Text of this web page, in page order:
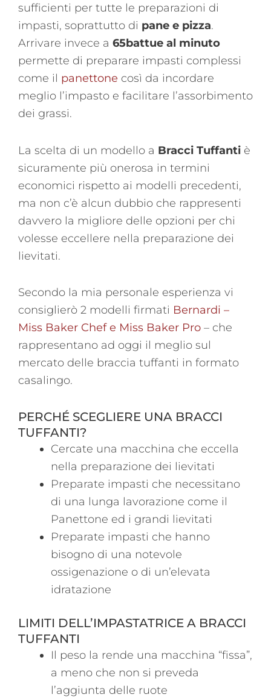
sufficienti per tutte le preparazioni di
impasti, soprattutto di pane e pizza.
Arrivare invece a 65battue al minuto
permette di preparare impasti complessi
come il panettone così da incordare
meglio l’impasto e facilitare l’assorbimento
dei grassi.
La scelta di un modello a Bracci Tuffanti è
sicuramente più onerosa in termini
economici rispetto ai modelli precedenti,
ma non c’è alcun dubbio che rappresenti
davvero la migliore delle opzioni per chi
volesse eccellere nella preparazione dei
lievitati.
Secondo la mia personale esperienza vi
consiglierò 2 modelli firmati Bernardi –
Miss Baker Chef e Miss Baker Pro – che
rappresentano ad oggi il meglio sul
mercato delle braccia tuffanti in formato
casalingo.
PERCHÉ SCEGLIERE UNA BRACCI
TUFFANTI?
Cercate una macchina che eccella
nella preparazione dei lievitati
Preparate impasti che necessitano
di una lunga lavorazione come il
Panettone ed i grandi lievitati
Preparate impasti che hanno
bisogno di una notevole
ossigenazione o di un’elevata
idratazione
LIMITI DELL’IMPASTATRICE A BRACCI
TUFFANTI
Il peso la rende una macchina “fissa”,
a meno che non si preveda
l’aggiunta delle ruote